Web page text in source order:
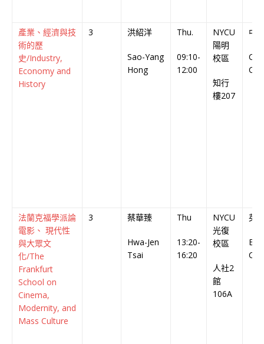
產業、經濟與技
術的歷
史/Industry,
Economy and
History
3 洪紹洋
Sao-Yang
Hong
Thu.
09:10-
12:00
NYCU
陽明
校區
知行
樓207
中
法蘭克福學派論
電影、 現代性
與大眾文
化/The
Frankfurt
School on
Cinema,
Modernity, and
Mass Culture
3 蔡華臻
Hwa-Jen
Tsai
Thu
13:20-
16:20
NYCU
光復
校區
人社2
館
106A
英